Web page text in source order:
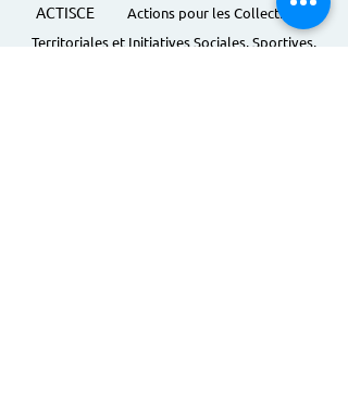
ACTISCE
Actions pour les Collectivités
Territoriales et Initiatives Sociales, Sportives,